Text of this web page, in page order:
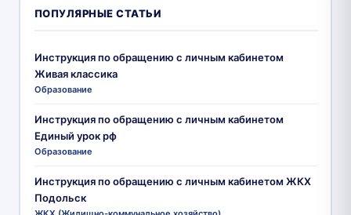
ПОПУЛЯРНЫЕ СТАТЬИ
Инструкция по обращению с личным кабинетом
Живая классика
Образование
Инструкция по обращению с личным кабинетом
Единый урок рф
Образование
Инструкция по обращению с личным кабинетом ЖКХ
Подольск